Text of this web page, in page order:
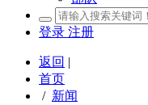
登录 注册
返回 |
首页
/ 新闻